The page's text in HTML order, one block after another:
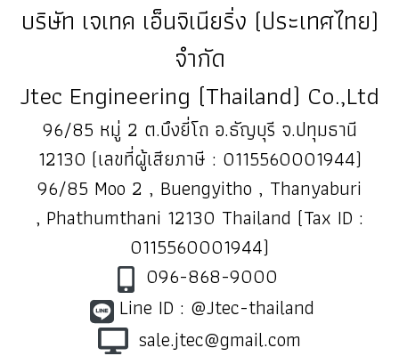
บริษัท เจเทค เอ็นจิเนียริ่ง (ประเทศไทย)
จำกัด
Jtec Engineering (Thailand) Co.,Ltd
96/85 หมู่ 2 ต.บึงยี่โถ อ.ธัญบุรี จ.ปทุมธานี
12130 (เลขที่ผู้เสียภาษี : 0115560001944)
96/85 Moo 2 , Buengyitho , Thanyaburi
, Phathumthani 12130 Thailand (Tax ID :
0115560001944)
096-868-9000
Line ID : @Jtec-thailand
sale.jtec@gmail.com